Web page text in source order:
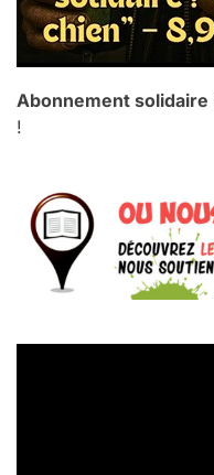
Abonnement solidaire
!